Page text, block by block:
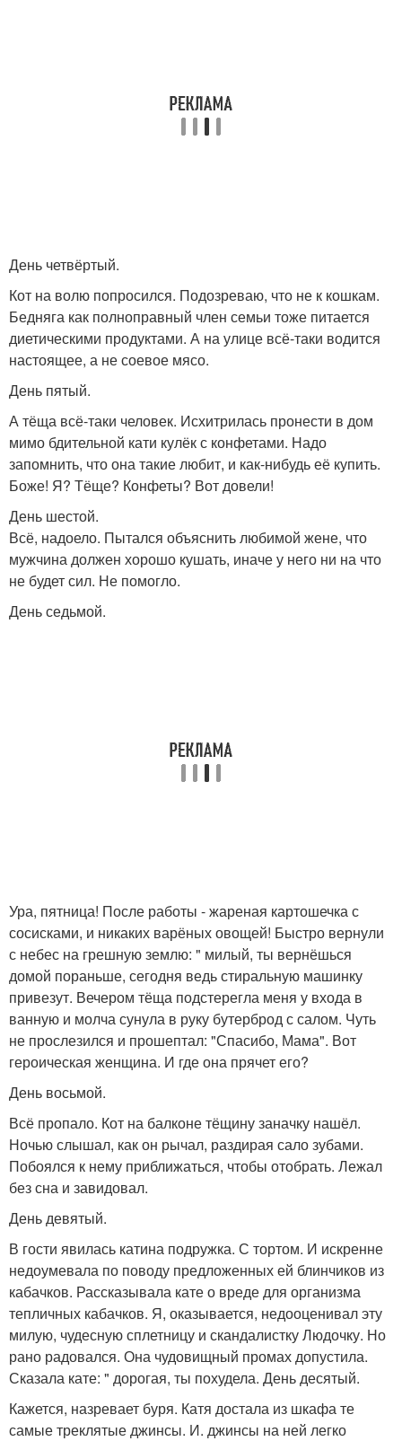
День четвёртый.
Кот на волю попросился. Подозреваю, что не к кошкам.
Бедняга как полноправный член семьи тоже питается
диетическими продуктами. А на улице всё-таки водится
настоящее, а не соевое мясо.
День пятый.
А тёща всё-таки человек. Исхитрилась пронести в дом
мимо бдительной кати кулёк с конфетами. Надо
запомнить, что она такие любит, и как-нибудь её купить.
Боже! Я? Тёще? Конфеты? Вот довели!
День шестой.
Всё, надоело. Пытался объяснить любимой жене, что
мужчина должен хорошо кушать, иначе у него ни на что
не будет сил. Не помогло.
День седьмой.
Ура, пятница! После работы - жареная картошечка с
сосисками, и никаких варёных овощей! Быстро вернули
с небес на грешную землю: " милый, ты вернёшься
домой пораньше, сегодня ведь стиральную машинку
привезут. Вечером тёща подстерегла меня у входа в
ванную и молча сунула в руку бутерброд с салом. Чуть
не прослезился и прошептал: "Спасибо, Мама". Вот
героическая женщина. И где она прячет его?
День восьмой.
Всё пропало. Кот на балконе тёщину заначку нашёл.
Ночью слышал, как он рычал, раздирая сало зубами.
Побоялся к нему приближаться, чтобы отобрать. Лежал
без сна и завидовал.
День девятый.
В гости явилась катина подружка. С тортом. И искренне
недоумевала по поводу предложенных ей блинчиков из
кабачков. Рассказывала кате о вреде для организма
тепличных кабачков. Я, оказывается, недооценивал эту
милую, чудесную сплетницу и скандалистку Людочку. Но
рано радовался. Она чудовищный промах допустила.
Сказала кате: " дорогая, ты похудела. День десятый.
Кажется, назревает буря. Катя достала из шкафа те
самые треклятые джинсы. И. джинсы на ней легко